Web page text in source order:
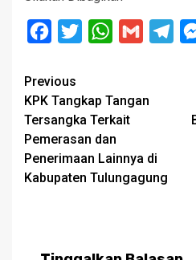
Facebook
Twitter WhatsApp
Gmail
Post
navigation
Previous
KPK Tangkap Tangan
Tersangka Terkait
Pemerasan dan
Penerimaan Lainnya di
Kabupaten Tulungagung